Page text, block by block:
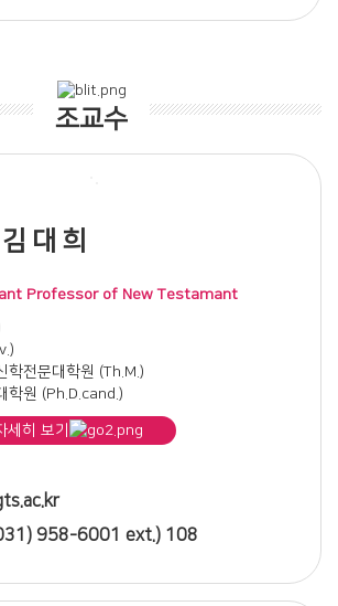
구(고려신학교 출판부, 2013)
역사와 신학(고려신학교 출판부, 2014)
유럽의 종교개혁)(제네바신학대학원대학교
에 관하여(2019)
난 Augustine의 회심 과정(2019)
의 형성과정(2020)
하이델베르크 요리문답(2021)
운동(2021)
성 운동(2022)
적 개관 (2022)
데미 (2023)
과 The Book of Common Prayer (2023)
한 이해(2024)
의 첨병: 전도부인(2025)
기의 기독교 전래(2025)
삶·신학·신앙(2026)
조교수
김대희
Professor of New Testamant
학전문대학원 (Th.M.)
학원 (Ph.D.cand.)
세히 보기
그네와 행인 같은 너희를 권하노니(2018)
나타난 "εὐαρεστέω"의 의미와 역할(2019)
하마르티아ἁμαρτία와 율법νόμος(2019)
에 대한 해석 논쟁(2019)
958-6001 ext.) 108